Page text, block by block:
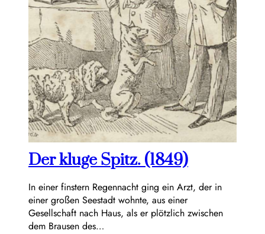
Der kluge Spitz. (1849)
In einer finstern Regennacht ging ein Arzt, der in
einer großen Seestadt wohnte, aus einer
Gesellschaft nach Haus, als er plötzlich zwischen
dem Brausen des…